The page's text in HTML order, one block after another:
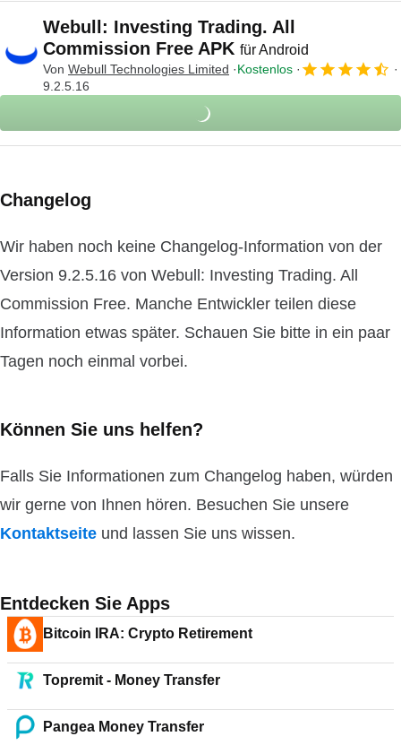
Webull: Investing Trading. All
Commission Free APK für Android
Von Webull Technologies Limited
Kostenlos
9.2.5.16
Changelog
Wir haben noch keine Changelog-Information von der
Version 9.2.5.16 von Webull: Investing Trading. All
Commission Free. Manche Entwickler teilen diese
Information etwas später. Schauen Sie bitte in ein paar
Tagen noch einmal vorbei.
Können Sie uns helfen?
Falls Sie Informationen zum Changelog haben, würden
wir gerne von Ihnen hören. Besuchen Sie unsere
Kontaktseite und lassen Sie uns wissen.
Entdecken Sie Apps
Bitcoin IRA: Crypto Retirement
Topremit - Money Transfer
Pangea Money Transfer